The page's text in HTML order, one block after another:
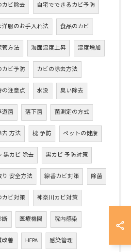
ビ除去 自宅でできるカビ予防
洋服のお手入れ法 食品のカビ
管方法 海面温度上昇 湿度増加
ビ予防 カビの除去方法
注意点 水没 臭い除去
遊菌 落下菌 菌測定の方式
去 方法 枕 予防 ペットの健康
黒カビ 除去 黒カビ 予防対策
り 安全方法 線香カビ対策 除菌
カビ対策 神奈川カビ対策
断 医療機関 院内感染
改善 HEPA 感染管理